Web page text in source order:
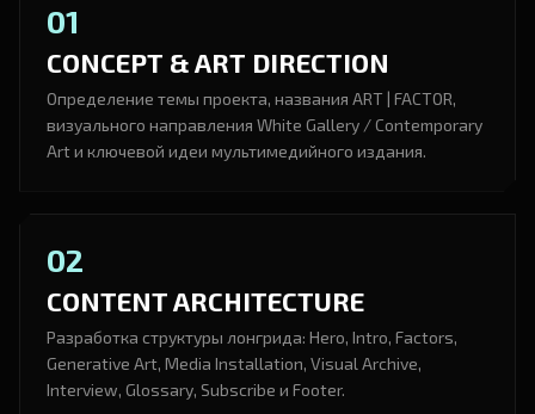
01
CONCEPT & ART DIRECTION
Определение темы проекта, названия ART | FACTOR,
визуального направления White Gallery / Contemporary
Art и ключевой идеи мультимедийного издания.
02
CONTENT ARCHITECTURE
Разработка структуры лонгрида: Hero, Intro, Factors,
Generative Art, Media Installation, Visual Archive,
Interview, Glossary, Subscribe и Footer.